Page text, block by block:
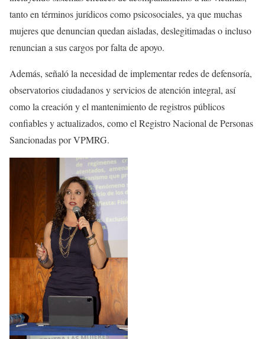
tanto en términos jurídicos como psicosociales, ya que muchas
mujeres que denuncian quedan aisladas, deslegitimadas o incluso
renuncian a sus cargos por falta de apoyo.
Además, señaló la necesidad de implementar redes de defensoría,
observatorios ciudadanos y servicios de atención integral, así
como la creación y el mantenimiento de registros públicos
confiables y actualizados, como el Registro Nacional de Personas
Sancionadas por VPMRG.